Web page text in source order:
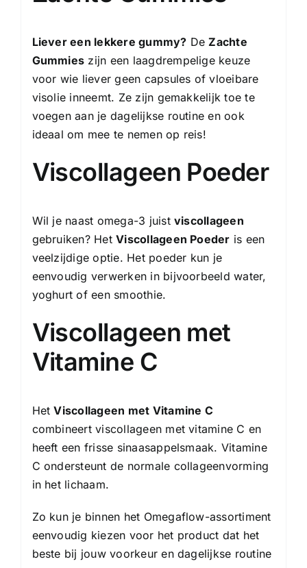
Liever een lekkere gummy? DeZachte
Gummies zijn een laagdrempelige keuze
voor wie liever geen capsules of vloeibare
visolie inneemt. Ze zijn gemakkelijk toe te
voegen aan je dagelijkse routine en ook
ideaal om mee te nemen op reis!
Viscollageen Poeder
Wil je naast omega-3 juist viscollageen
gebruiken? HetViscollageen Poeder is een
veelzijdige optie. Het poeder kun je
eenvoudig verwerken in bijvoorbeeld water,
yoghurt of een smoothie.
Viscollageen met
Vitamine C
HetViscollageen met Vitamine C
combineert viscollageen met vitamine C en
heeft een frisse sinaasappelsmaak. Vitamine
C ondersteunt de normale collageenvorming
in het lichaam.
Zo kun je binnen het Omegaflow-assortiment
eenvoudig kiezen voor het product dat het
beste bij jouw voorkeur en dagelijkse routine